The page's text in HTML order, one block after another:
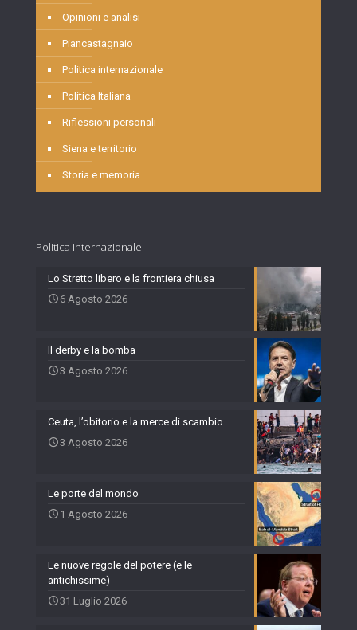
Opinioni e analisi
Piancastagnaio
Politica internazionale
Politica Italiana
Riflessioni personali
Siena e territorio
Storia e memoria
Politica internazionale
Lo Stretto libero e la frontiera chiusa
6 Agosto 2026
Il derby e la bomba
3 Agosto 2026
Ceuta, l’obitorio e la merce di scambio
3 Agosto 2026
Le porte del mondo
1 Agosto 2026
Le nuove regole del potere (e le
antichissime)
31 Luglio 2026